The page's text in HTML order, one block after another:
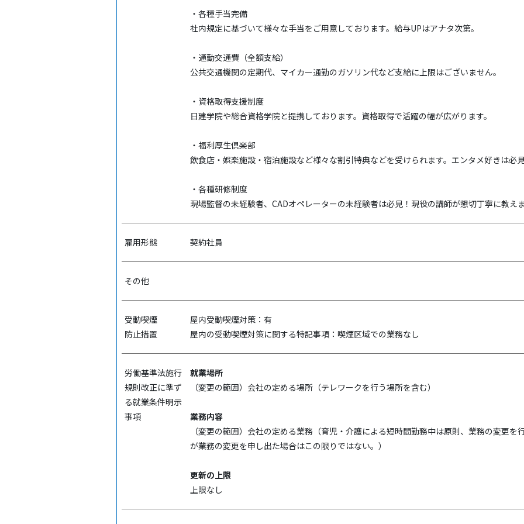
・各種手当完備
社内規定に基づいて様々な手当をご用意しております。給与UPはアナタ次第。
・通勤交通費（全額支給）
公共交通機関の定期代、マイカー通勤のガソリン代など支給に上限はございません。
・資格取得支援制度
日建学院や総合資格学院と提携しております。資格取得で活躍の幅が広がります。
・福利厚生倶楽部
飲食店・娯楽施設・宿泊施設など様々な割引特典などを受けられます。エンタメ好きは必見
・各種研修制度
現場監督の未経験者、CADオペレーターの未経験者は必見！現役の講師が懇切丁寧に教えま
雇用形態 契約社員
その他
受動喫煙
防⽌措置
屋内受動喫煙対策：有
屋内の受動喫煙対策に関する特記事項：喫煙区域での業務なし
労働基準法施行
規則改正に準ず
る就業条件明示
事項
就業場所
（変更の範囲）会社の定める場所（テレワークを行う場所を含む）
業務内容
（変更の範囲）会社の定める業務（育児・介護による短時間勤務中は原則、業務の変更
が業務の変更を申し出た場合はこの限りではない。）
更新の上限
上限なし